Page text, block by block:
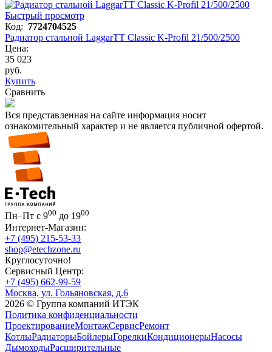
Быстрый просмотр
Код: 7724704525
Радиатор стальной LaggarTT Classic K-Profil 21/500/2500
Цена:
35 023
руб.
Купить
Сравнить
Вся представленная на сайте информация носит
ознакомительный характер и не является публичной офертой.
Пн–Пт с 900 до 1900
Интернет-Магазин:
+7 (495) 215-53-33
shop@etechzone.ru
Круглосуточно!
Сервисный Центр:
+7 (495) 662-99-59
Москва, ул. Гольяновская, д.6
2026 © Группа компаний ИТЭК
Политика конфиденциальности
ПроектированиеМонтажСервисРемонт
КотлыРадиаторыБойлерыГорелкиКондиционерыНасосы
ДымоходыРасширительные